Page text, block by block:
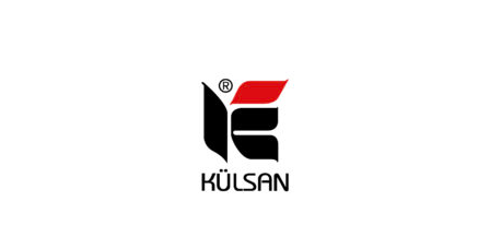
blanc
model
saku
31x3
cm